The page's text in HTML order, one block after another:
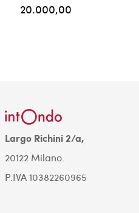
20.000,00
Largo Richini 2/a,
20122 Milano.
P.IVA 10382260965